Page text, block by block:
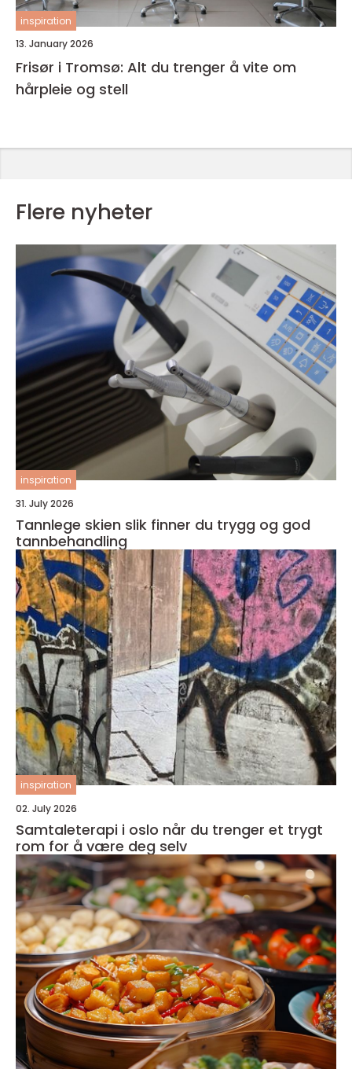
inspiration
13. January 2026
Frisør i Tromsø: Alt du trenger å vite om
hårpleie og stell
Flere nyheter
inspiration
31. July 2026
Tannlege skien slik finner du trygg og god
tannbehandling
inspiration
02. July 2026
Samtaleterapi i oslo når du trenger et trygt
rom for å være deg selv